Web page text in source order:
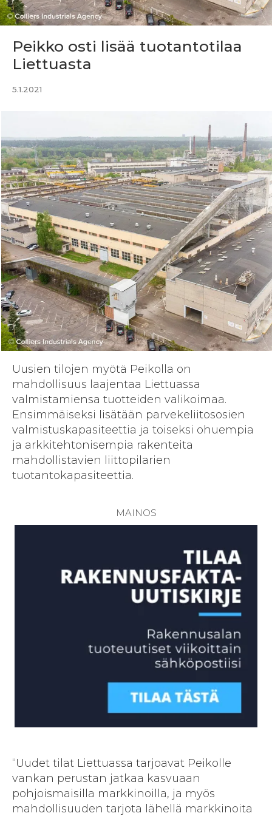
Peikko osti lisää tuotantotilaa
Liettuasta
5.1.2021
Uusien tilojen myötä Peikolla on
mahdollisuus laajentaa Liettuassa
valmistamiensa tuotteiden valikoimaa.
Ensimmäiseksi lisätään parvekeliitososien
valmistuskapasiteettia ja toiseksi ohuempia
ja arkkitehtonisempia rakenteita
mahdollistavien liittopilarien
tuotantokapasiteettia.
“Uudet tilat Liettuassa tarjoavat Peikolle
vankan perustan jatkaa kasvuaan
pohjoismaisilla markkinoilla, ja myös
mahdollisuuden tarjota lähellä markkinoita